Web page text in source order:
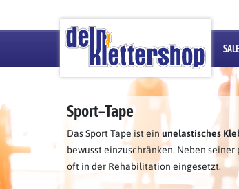
SALE
Sport–Tape
Das Sport Tape ist ein unelastisches
bewusst einzuschränken. Neben
oft in der Rehabilitation eingesetzt.